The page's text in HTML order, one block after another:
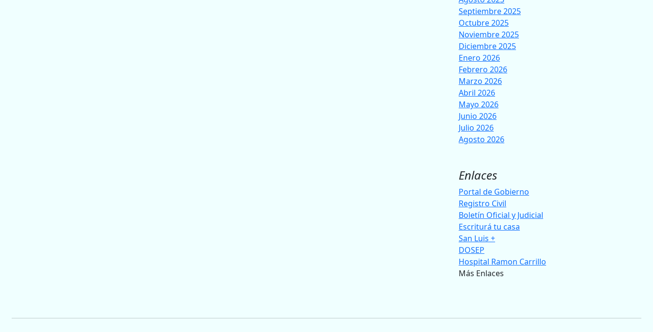
Septiembre 2025
Octubre 2025
Noviembre 2025
Diciembre 2025
Enero 2026
Febrero 2026
Marzo 2026
Abril 2026
Mayo 2026
Junio 2026
Julio 2026
Agosto 2026
Enlaces
Portal de Gobierno
Registro Civil
Boletín Oficial y Judicial
Escriturá tu casa
San Luis +
DOSEP
Hospital Ramon Carrillo
Más Enlaces